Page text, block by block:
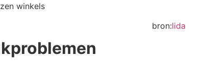
bron:lida